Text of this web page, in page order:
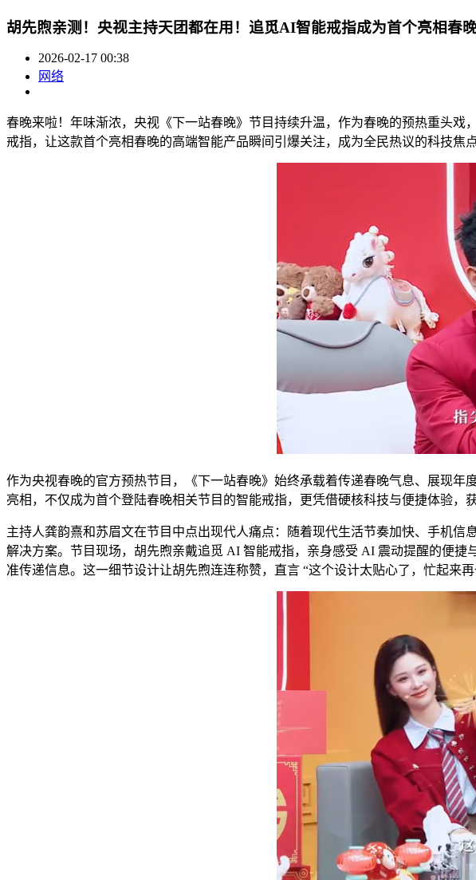
胡先煦亲测！央视主持天团都在用！追觅AI智能戒指成为首个亮相春
2026-02-17 00:38
网络
春晚来啦！年味渐浓，央视《下一站春晚》节目持续升温，作为春晚的预热重头
戒指，让这款首个亮相春晚的高端智能产品瞬间引爆关注，成为全民热议的科技焦点
作为央视春晚的官方预热节目，《下一站春晚》始终承载着传递春晚气息、展现
亮相，不仅成为首个登陆春晚相关节目的智能戒指，更凭借硬核科技与便捷体验，
主持人龚韵熹和苏眉文在节目中点出现代人痛点：随着现代生活节奏加快、手机
解决方案。节目现场，胡先煦亲戴追觅 AI 智能戒指，亲身感受 AI 震动提醒的便
准传递信息。这一细节设计让胡先煦连连称赞，直言 “这个设计太贴心了，忙起来再